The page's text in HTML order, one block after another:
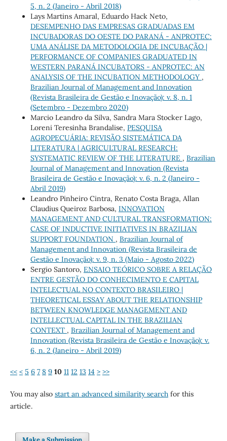
5, n. 2 (Janeiro - Abril 2018)
Lays Martins Amaral, Eduardo Hack Neto,
DESEMPENHO DAS EMPRESAS GRADUADAS EM
INCUBADORAS DO OESTE DO PARANÁ - ANPROTEC:
UMA ANÁLISE DA METODOLOGIA DE INCUBAÇÃO |
PERFORMANCE OF COMPANIES GRADUATED IN
WESTERN PARANÁ INCUBATORS - ANPROTEC: AN
ANALYSIS OF THE INCUBATION METHODOLOGY ,
Brazilian Journal of Management and Innovation
(Revista Brasileira de Gestão e Inovação): v. 8, n. 1
(Setembro - Dezembro 2020)
Marcio Leandro da Silva, Sandra Mara Stocker Lago,
Loreni Teresinha Brandalise, PESQUISA
AGROPECUÁRIA: REVISÃO SISTEMÁTICA DA
LITERATURA | AGRICULTURAL RESEARCH:
SYSTEMATIC REVIEW OF THE LITERATURE , Brazilian
Journal of Management and Innovation (Revista
Brasileira de Gestão e Inovação): v. 6, n. 2 (Janeiro -
Abril 2019)
Leandro Pinheiro Cintra, Renato Costa Braga, Allan
Claudius Queiroz Barbosa, INNOVATION
MANAGEMENT AND CULTURAL TRANSFORMATION:
CASE OF INDUCTIVE INITIATIVES IN BRAZILIAN
SUPPORT FOUNDATION , Brazilian Journal of
Management and Innovation (Revista Brasileira de
Gestão e Inovação): v. 9, n. 3 (Maio - Agosto 2022)
Sergio Santoro, ENSAIO TEÓRICO SOBRE A RELAÇÃO
ENTRE GESTÃO DO CONHECIMENTO E CAPITAL
INTELECTUAL NO CONTEXTO BRASILEIRO |
THEORETICAL ESSAY ABOUT THE RELATIONSHIP
BETWEEN KNOWLEDGE MANAGEMENT AND
INTELLECTUAL CAPITAL IN THE BRAZILIAN
CONTEXT , Brazilian Journal of Management and
Innovation (Revista Brasileira de Gestão e Inovação): v.
6, n. 2 (Janeiro - Abril 2019)
<< < 5 6 7 8 9 10 11 12 13 14 > >>
You may also start an advanced similarity searchfor this
article.